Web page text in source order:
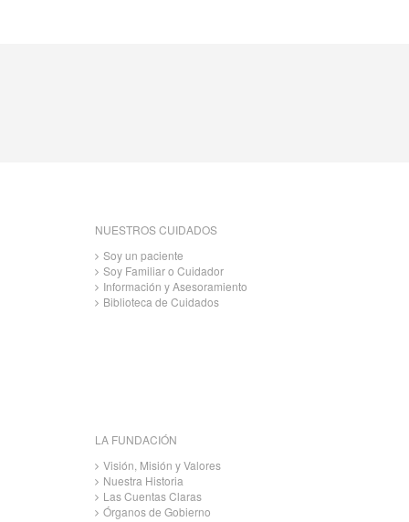
NUESTROS CUIDADOS
Soy un paciente
Soy Familiar o Cuidador
Información y Asesoramiento
Biblioteca de Cuidados
LA FUNDACIÓN
Visión, Misión y Valores
Nuestra Historia
Las Cuentas Claras
Órganos de Gobierno